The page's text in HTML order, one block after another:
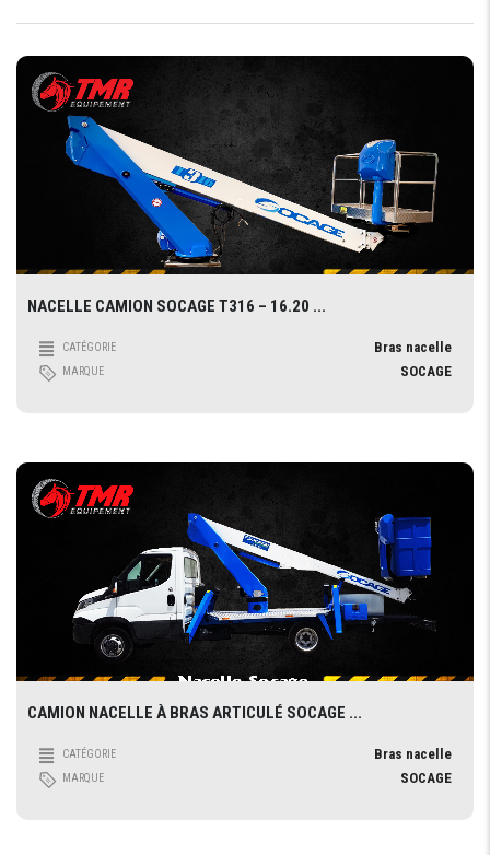
NACELLE CAMION SOCAGE T316 – 16.20 ...
CATÉGORIE Bras nacelle
MARQUE SOCAGE
CAMION NACELLE À BRAS ARTICULÉ SOCAGE ...
CATÉGORIE Bras nacelle
MARQUE SOCAGE